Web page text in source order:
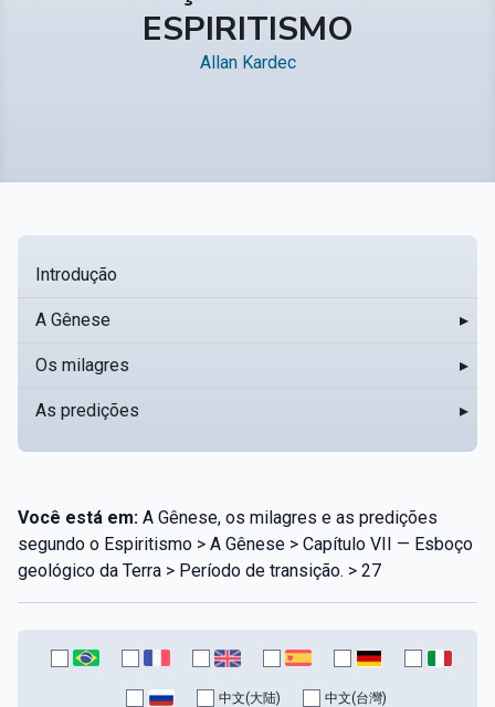
ESPIRITISMO
Allan Kardec
Introdução
A Gênese ▸
Os milagres ▸
As predições ▸
Você está em: A Gênese, os milagres e as predições
segundo o Espiritismo > A Gênese > Capítulo VII — Esboço
geológico da Terra > Período de transição. > 27
中文(大陆) 中文(台灣)